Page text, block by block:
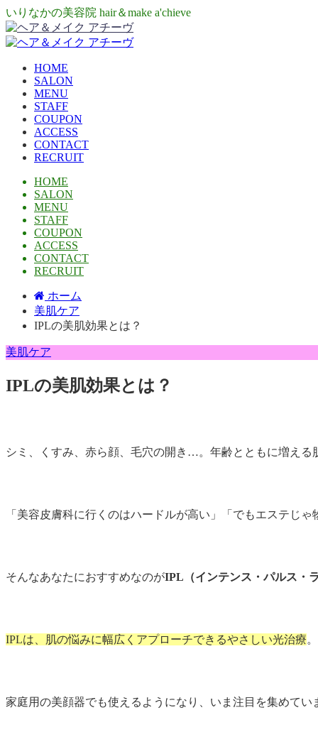
いりなかの美容院 hair＆make a'chieve
HOME
SALON
MENU
STAFF
COUPON
ACCESS
CONTACT
RECRUIT
HOME
SALON
MENU
STAFF
COUPON
ACCESS
CONTACT
RECRUIT
ホーム
美肌ケア
IPLの美肌効果とは？
美肌ケア
IPLの美肌効果とは？
シミ、くすみ、赤ら顔、毛穴の開き…。年齢とともに増える
「美容皮膚科に行くのはハードルが高い」「でもエステじゃ
そんなあなたにおすすめなのがIPL（インテンス・パルス・
IPLは、肌の悩みに幅広くアプローチできるやさしい光治療。
家庭用の美顔器でも使えるようになり、いま注目を集めてい